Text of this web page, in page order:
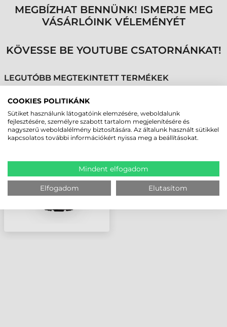
MEGBÍZHAT BENNÜNK! ISMERJE MEG
VÁSÁRLÓINK VÉLEMÉNYÉT
KÖVESSE BE YOUTUBE CSATORNÁNKAT!
LEGUTÓBB MEGTEKINTETT TERMÉKEK
DATALOGIC
TÖLTŐ/DOKKOLÓ
ÁLLOMÁS, PM9600
VONALKÓDOLVASÓHOZ
COOKIES POLITIKÁNK
Sütiket használunk látogatóink elemzésére, weboldalunk
fejlesztésére, személyre szabott tartalom megjelenítésére és
nagyszerű weboldalélmény biztosítására. Az általunk használt sütikkel
kapcsolatos további információkért nyissa meg a beállításokat.
Mindent elfogadom
Elfogadom Elutasítom